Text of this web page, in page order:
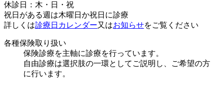
休診日：木・日・祝
祝日がある週は木曜日か祝日に診療
詳しくは診療日カレンダー又はお知らせをご覧ください
各種保険取り扱い
保険診療を主軸に診療を行っています。
自由診療は選択肢の一環としてご説明し、ご希望の方
に行います。